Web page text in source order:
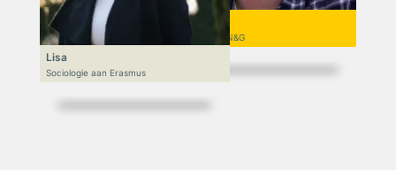
Niek
VWO 6, N&T/N&G
Lisa
Sociologie aan Erasmus